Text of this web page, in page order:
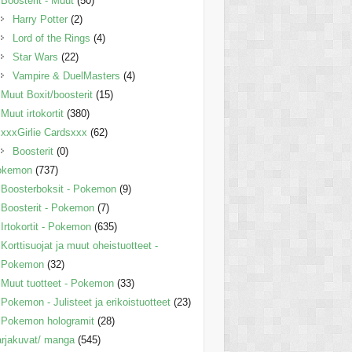
Harry Potter (2)
Lord of the Rings (4)
Star Wars (22)
Vampire & DuelMasters (4)
Muut Boxit/boosterit (15)
Muut irtokortit (380)
xxxGirlie Cardsxxx (62)
Boosterit (0)
(737)
Boosterboksit - Pokemon (9)
Boosterit - Pokemon (7)
Irtokortit - Pokemon (635)
Korttisuojat ja muut oheistuotteet -
Pokemon (32)
Muut tuotteet - Pokemon (33)
Pokemon - Julisteet ja erikoistuotteet (23)
Pokemon hologramit (28)
manga (545)